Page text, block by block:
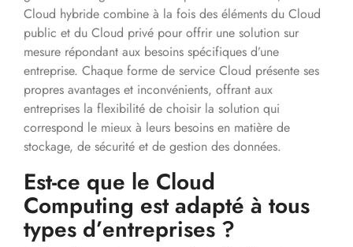
Cloud hybride combine à la fois des éléments du Cloud
public et du Cloud privé pour offrir une solution sur
mesure répondant aux besoins spécifiques d’une
entreprise. Chaque forme de service Cloud présente ses
propres avantages et inconvénients, offrant aux
entreprises la flexibilité de choisir la solution qui
correspond le mieux à leurs besoins en matière de
stockage, de sécurité et de gestion des données.
Est-ce que le Cloud
Computing est adapté à tous
types d’entreprises ?